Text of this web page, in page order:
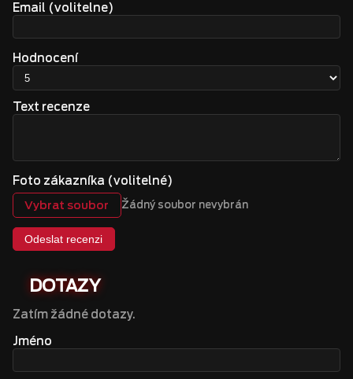
Email (volitelne)
Hodnocení
Text recenze
Foto zákazníka (volitelné)
Vybrat soubor Žádný soubor nevybrán
Odeslat recenzi
DOTAZY
Zatím žádné dotazy.
Jméno